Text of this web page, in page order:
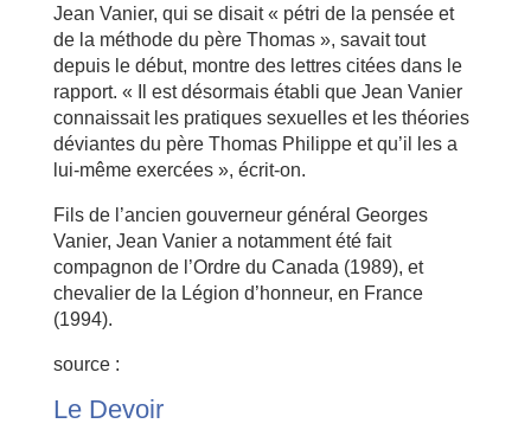
Jean Vanier, qui se disait « pétri de la pensée et
de la méthode du père Thomas », savait tout
depuis le début, montre des lettres citées dans le
rapport. « Il est désormais établi que Jean Vanier
connaissait les pratiques sexuelles et les théories
déviantes du père Thomas Philippe et qu’il les a
lui-même exercées », écrit-on.
Fils de l’ancien gouverneur général Georges
Vanier, Jean Vanier a notamment été fait
compagnon de l’Ordre du Canada (1989), et
chevalier de la Légion d’honneur, en France
(1994).
source :
Le Devoir